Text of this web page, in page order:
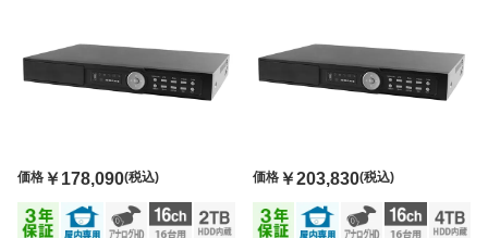
価格 ￥178,090(税込) 価格￥203,830(税込)